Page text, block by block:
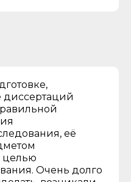
её
целью
Очень долго